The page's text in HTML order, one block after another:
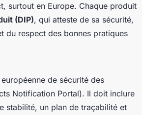
surtout en Europe. Chaque produit
(DIP), qui atteste de sa sécurité,
du respect des bonnes pratiques
de sécurité des
Notification Portal). Il doit inclure
stabilité, un plan de traçabilité et